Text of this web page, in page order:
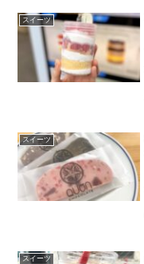
スイーツ
スイーツ
スイーツ